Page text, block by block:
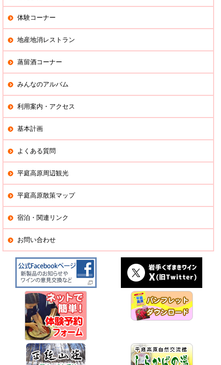
体験コーナー
地産地消レストラン
蒸留酒コーナー
みんなのアルバム
利用案内・アクセス
基本計画
よくある質問
平庭高原周辺観光
平庭高原散策マップ
宿泊・関連リンク
お問い合わせ